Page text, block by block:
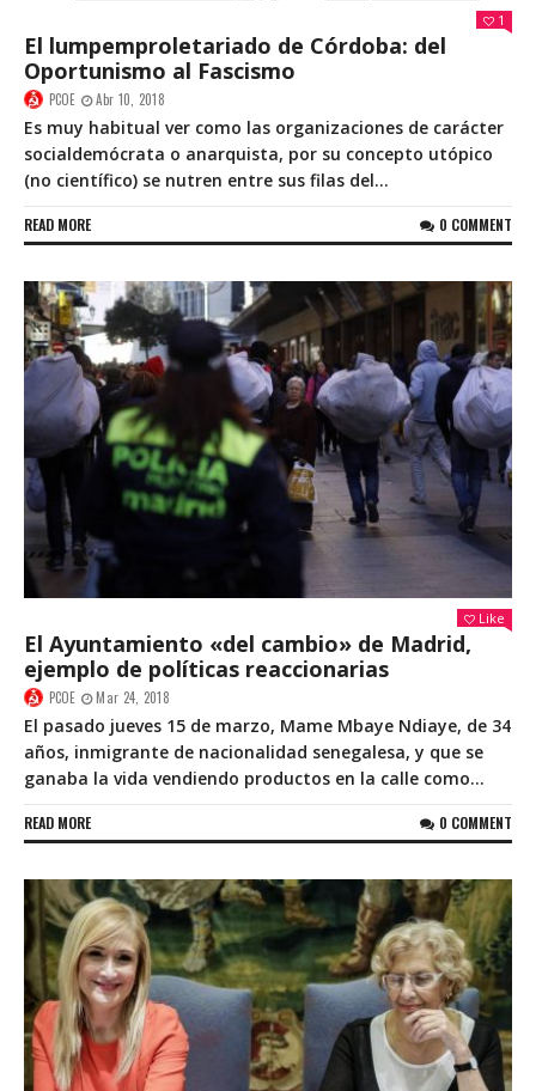
1
El lumpemproletariado de Córdoba: del
Oportunismo al Fascismo
PCOE Abr 10, 2018
Es muy habitual ver como las organizaciones de carácter
socialdemócrata o anarquista, por su concepto utópico
(no científico) se nutren entre sus filas del...
READ MORE 0 COMMENT
Like
El Ayuntamiento «del cambio» de Madrid,
ejemplo de políticas reaccionarias
PCOE Mar 24, 2018
El pasado jueves 15 de marzo, Mame Mbaye Ndiaye, de 34
años, inmigrante de nacionalidad senegalesa, y que se
ganaba la vida vendiendo productos en la calle como...
READ MORE 0 COMMENT